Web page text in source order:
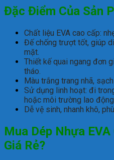
Đặc Điểm Của Sản
Chất liệu EVA cao cấp:
Đế chống trượt tốt, giúp
mặt.
Thiết kế quai ngang đơn
tháo.
Màu trắng trang nhã,
Sử dụng linh hoạt: đi
hoặc môi trường lao động
Dễ vệ sinh, nhanh khô,
Mua Dép Nhựa
Giá Rẻ?